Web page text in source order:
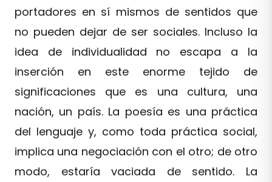
portadores en sí mismos de sentidos que
no pueden dejar de ser sociales. Incluso la
idea de individualidad no escapa a la
inserción en este enorme tejido de
significaciones que es una cultura, una
nación, un país. La poesía es una práctica
del lenguaje y, como toda práctica social,
implica una negociación con el otro; de otro
modo, estaría vaciada de sentido. La